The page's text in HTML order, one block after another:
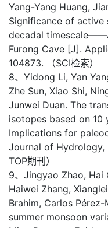
Yang-Yang Huang,
Significance of active
decadal
Furong Cave [J].
104873. （SCI检索）
8、Yidong Li, Yan
Zhe Sun, Xiao Shi,
Junwei Duan. The
isotopes based on
Implications for
Journal of Hydrology,
TOP期刊）
9、Jingyao Zhao, Hai
Haiwei Zhang,
Brahim, Carlos
summer monsoon